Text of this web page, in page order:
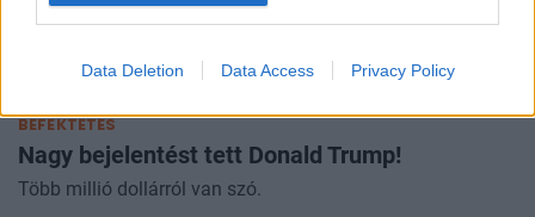
Data Deletion Data Access Privacy Policy
BEFEKTETÉS
Nagy bejelentést tett Donald Trump!
Több millió dollárról van szó.